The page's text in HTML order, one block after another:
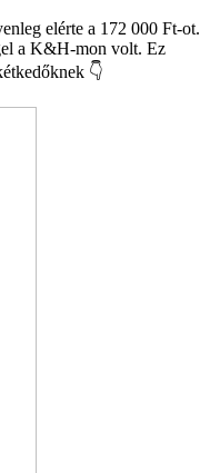
elérte a 172 000 Ft-ot.
a K&H-mon volt. Ez
👇